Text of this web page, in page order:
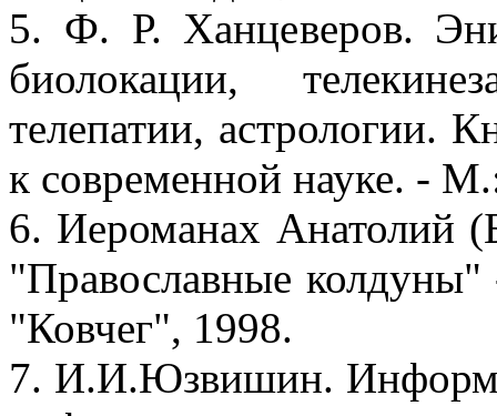
5. Ф. Р. Ханцеверов.
биолокации,
телепатии, астрологии.
к современной науке.
6. Иероманах Анатолий
"Православные
"Ковчег", 1998.
7. И.И.Юзвишин.